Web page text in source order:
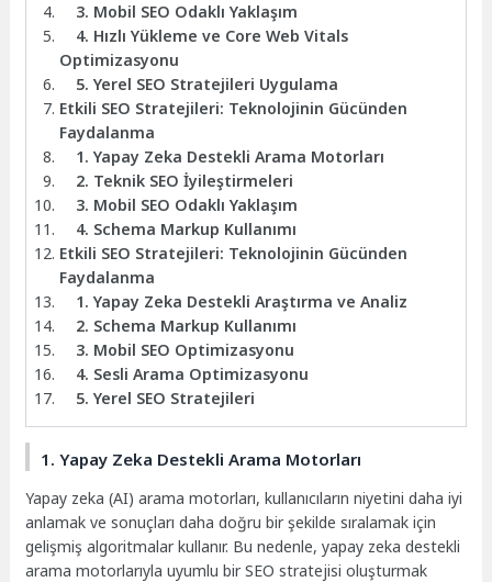
3. Mobil SEO Odaklı Yaklaşım
4. Hızlı Yükleme ve Core Web Vitals
Optimizasyonu
5. Yerel SEO Stratejileri Uygulama
Etkili SEO Stratejileri: Teknolojinin Gücünden
Faydalanma
1. Yapay Zeka Destekli Arama Motorları
2. Teknik SEO İyileştirmeleri
3. Mobil SEO Odaklı Yaklaşım
4. Schema Markup Kullanımı
Etkili SEO Stratejileri: Teknolojinin Gücünden
Faydalanma
1. Yapay Zeka Destekli Araştırma ve Analiz
2. Schema Markup Kullanımı
3. Mobil SEO Optimizasyonu
4. Sesli Arama Optimizasyonu
5. Yerel SEO Stratejileri
1. Yapay Zeka Destekli Arama Motorları
Yapay zeka (AI) arama motorları, kullanıcıların niyetini daha iyi
anlamak ve sonuçları daha doğru bir şekilde sıralamak için
gelişmiş algoritmalar kullanır. Bu nedenle, yapay zeka destekli
arama motorlarıyla uyumlu bir SEO stratejisi oluşturmak